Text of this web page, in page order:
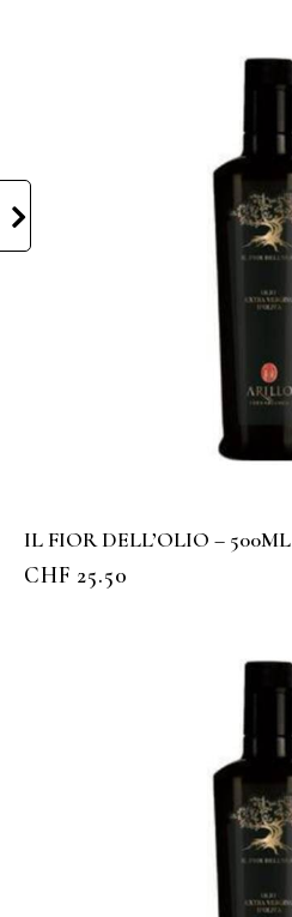
IL FIOR DELL’OLIO – 500ML
CHF 25.50